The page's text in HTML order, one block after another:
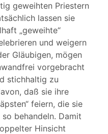
geweihten Priestern
lassen sie
„geweihte“
und weigern
Gläubigen, mögen
vorgebracht
stichhaltig zu
daß sie ihre
feiern, die sie
behandeln. Damit
Hinsicht